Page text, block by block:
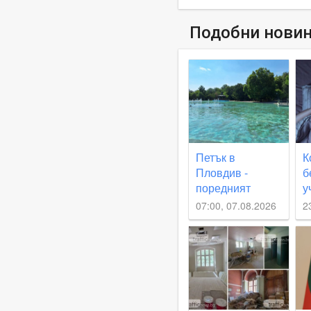
Подобни
Петък в
Пловдив -
поредният
слънчев и много
топъл ден
07:00, 07.08.2026